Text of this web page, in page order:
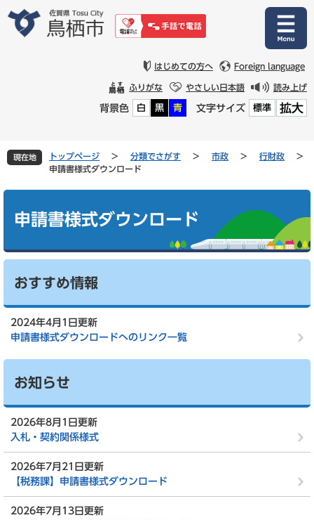
文
はじめての方へ Foreign language
ふりがな やさしい日本語 読み上げ
背景色 白 黒 青 文字サイズ 標準 拡大
現在地 トップページ > 分類でさがす > 市政 > 行財政
>
申請書様式ダウンロード
申請書様式ダウンロード
おすすめ情報
2024年4月1日更新
申請書様式ダウンロードへのリンク一覧
お知らせ
2026年8月1日更新
入札・契約関係様式
2026年7月21日更新
【税務課】申請書様式ダウンロード
2026年7月13日更新